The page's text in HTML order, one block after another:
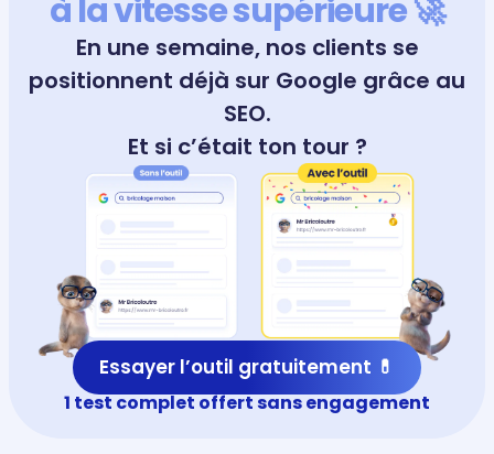
à la vitesse supérieure 🚀
En une semaine, nos clients se
positionnent déjà sur Google grâce au
SEO.
Et si c’était ton tour ?
Essayer l’outil gratuitement 💊
1 test complet offert sans engagement